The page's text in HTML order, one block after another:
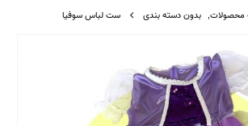
محصولات, بدون دسته بندی ست لباس سوفیا